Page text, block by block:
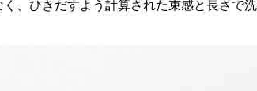
、ひきだすよう計算された束感と長さで